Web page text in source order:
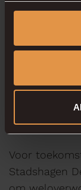
Een vloer
wij graag de
verschillende
vergelijken
houtsoorten
Voor
Stadshagen